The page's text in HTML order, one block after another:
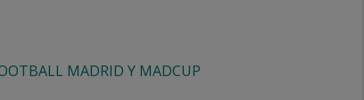
MADRID Y MADCUP